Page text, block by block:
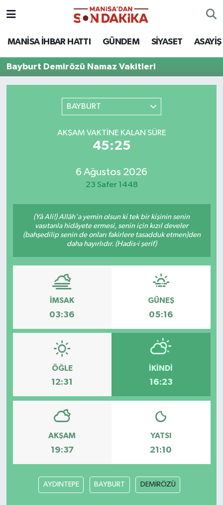
MANİSA İHBAR HATTI GÜNDEM SİYASET ASAYİŞ
Bayburt Demirözü Namaz Vakitleri
BAYBURT
AKŞAM VAKTINE KALAN SÜRE
45:25
6 Ağustos 2026
23 Safer 1448
(Yâ Ali!) Allâh'a yemin olsun ki tek bir kişinin senin
vasıtanla hidâyete ermesi, senin için kızıl develer
(bahşedilip senin de onları fakirlere tasadduk etmen)den
daha hayırlıdır. (Hadis-i şerif)
İMSAK
03:36
GÜNEŞ
05:16
ÖĞLE
12:31
İKINDI
16:23
AKŞAM
19:37
YATSI
21:10
AYDINTEPE BAYBURT DEMİRÖZÜ
ASAYİŞ
GÜNDEM
MAGAZİN
MANİSA'DA TRAFİK
YAŞAM
GİZLİLİK SÖZLEŞMESİ
İLETİŞİM
Hava Durumu
Trafik Durumu
Tüm Manşetler
Son Dakika Haberleri